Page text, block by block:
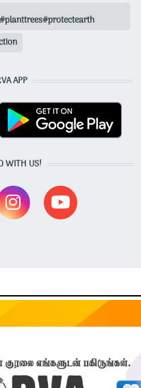
APP
WITH US!
© 2023